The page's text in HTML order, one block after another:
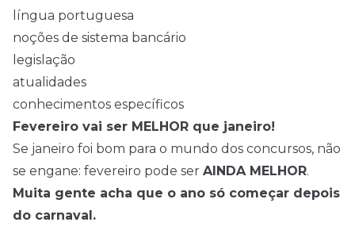
língua portuguesa
noções de sistema bancário
legislação
atualidades
conhecimentos específicos
Fevereiro vai ser MELHOR que janeiro!
Se janeiro foi bom para o mundo dos concursos, não
se engane: fevereiro pode ser AINDA MELHOR.
Muita gente acha que o ano só começar depois
do carnaval.